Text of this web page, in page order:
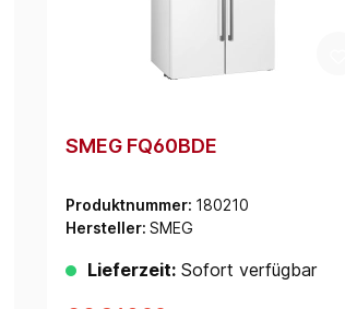
SMEG FQ60BDE
Produktnummer: 180210
Hersteller: SMEG
Lieferzeit: Sofort verfügbar